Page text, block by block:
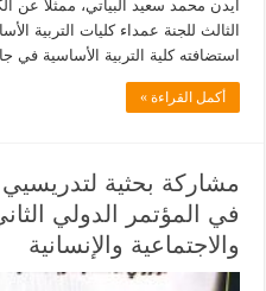
أيدن محمد سعيد البياتي، ممثلاً عن
الثالث للجنة عمداء كليات التربية
استضافته كلية التربية الأساسية
أكمل القراءة »
مشاركة بحثية لتدريسيي
في المؤتمر الدولي
والاجتماعية والإنسانية